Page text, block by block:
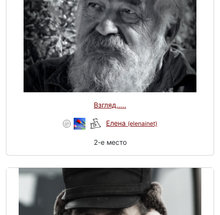
Взгляд.....
Елена (elenainet)
2-e место